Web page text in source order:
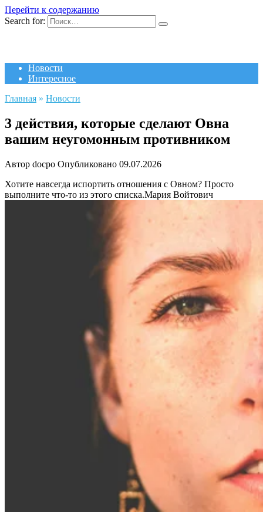
Перейти к содержанию
Search for:
Новости
Интересное
Главная » Новости
3 действия, которые сделают Овна
вашим неугомонным противником
Автор docpo Опубликовано 09.07.2026
Хотите навсегда испортить отношения с Овном? Просто
выполните что-то из этого списка.Мария Войтович